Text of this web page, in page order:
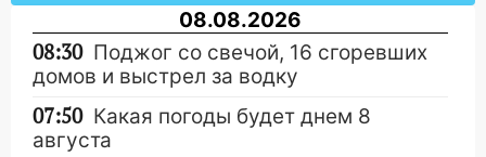
08.08.2026
08:30 Поджог со свечой, 16 сгоревших
домов и выстрел за водку
07:50 Какая погоды будет днем 8
августа